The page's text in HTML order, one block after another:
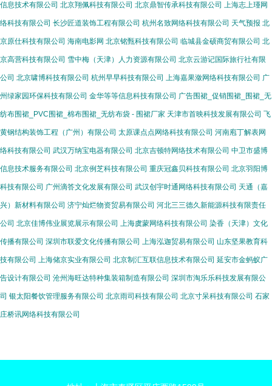
信息技术有限公司 北京翔佩科技有限公司 北京鼎智传承科技有限公司 上海志上瑾网
络科技有限公司 长沙匠道装饰工程有限公司 杭州名致网络科技有限公司 天气预报 北
京原仕科技有限公司 海南电影网 北京铭甄科技有限公司 临城县金硕商贸有限公司 北
京高营科技有限公司 雪中梅（天津）人力资源有限公司 北京云游记国际旅行社有限
公司 北京啸博科技有限公司 杭州早早科技有限公司 上海嘉果潋网络科技有限公司 广
州绿家园环保科技有限公司 金华等等信息科技有限公司 广告围裙_促销围裙_围裙_无
纺布围裙_PVC围裙_棉布围裙_无纺布袋 - 围裙厂家 天津市首映科技发展有限公司 飞
黄钢结构装饰工程（广州）有限公司 太原课点点网络科技有限公司 河南庖丁解表网
络科技有限公司 武汉万纳宝电器有限公司 北京吉顿特网络技术有限公司 中卫市盛博
信息技术服务有限公司 北京例芝科技有限公司 重庆冠鑫贝科技有限公司 北京羽阳博
科技有限公司 广州滴答文化发展有限公司 武汉创宇时通网络科技有限公司 天通（嘉
兴）新材料有限公司 济宁灿烂物资贸易有限公司 河北三三德久新能源科技有限责任
公司 北京佳博伟业展览展示有限公司 上海虞蒙网络科技有限公司 染香（天津）文化
传播有限公司 深圳市联爱文化传播有限公司 上海泓迦贸易有限公司 山东坚果教育科
技有限公司 上海储京实业有限公司 北京制汇互联信息技术有限公司 延安市金蚂蚁广
告设计有限公司 沧州海旺达特种集装箱制造有限公司 深圳市淘乐乐科技发展有限公
司 银太阳餐饮管理服务有限公司 北京雨司科技有限公司 北京寸呆科技有限公司 石家
庄桥讯网络科技有限公司